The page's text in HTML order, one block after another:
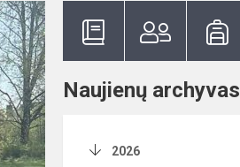
Naujienų archyvas
2026